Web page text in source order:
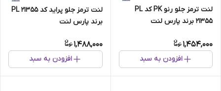
لنت ترمز جلو رنو PK کد PL
21355 برند پارس لنت
1,454,000
افزودن به سبد
لنت ترمز جلو پراید کد PL 21355
برند پارس لنت
1,488,000
افزودن به سبد